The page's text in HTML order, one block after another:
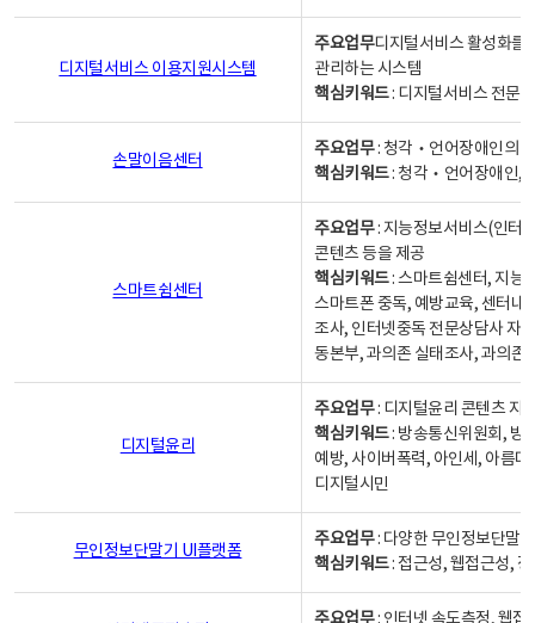
디지털서비스 이용지원시스템
주요업무디지털서비스 활성화를
관리하는 시스템
핵심키워드: 디지털서비스 전문
손말이음센터
주요업무: 청각‧언어장애인의
핵심키워드: 청각‧언어장애인,
스마트쉼센터
주요업무: 지능정보서비스(인터
콘텐츠 등을 제공
핵심키워드: 스마트쉼센터, 지능
스마트폰 중독, 예방교육, 센터내
조사, 인터넷중독 전문상담사 자
동본부, 과의존 실태조사, 과의존
디지털윤리
주요업무: 디지털윤리 콘텐츠 지
핵심키워드: 방송통신위원회, 방
예방, 사이버폭력, 아인세, 아름
디지털시민
무인정보단말기 UI플랫폼
주요업무: 다양한 무인정보단말
핵심키워드: 접근성, 웹접근성,